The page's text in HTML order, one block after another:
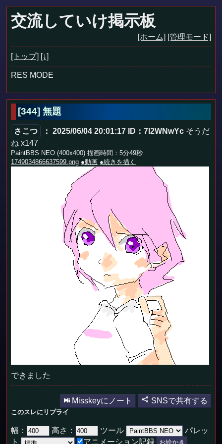
交流していけ掲示板
[ホーム] [管理モード]
[トップ] [↓]
RES MODE
[344] 無題
さこつ ： 2025/06/04 20:01:17 ID：7I2WNwYc そうだ
ね x147
PaintBBS NEO (400x400) 描画時間：5分49秒
1749034866637599.png ●動画 ●続きを描く
できました
Misskeyにノート SNSで共有する
このスレにリプライ
幅： 高さ： ツール
パレッ
ト
アニメーション記録